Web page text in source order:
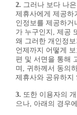
2. 그러나 보다 나
제휴사에게 제공하
인정보를 제공하거
가 누구인지, 제공
왜 그러한 개인정
언제까지 어떻게
편 및 서면을 통해
며, 귀하께서 동의
제휴사와 공유하지
3. 또한 이용자의
으나, 아래의 경우